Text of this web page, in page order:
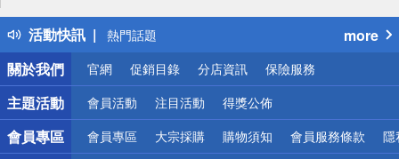
活動快訊
得獎公告
熱門話題
銀行優惠
偏遠地區配送
詐騙網頁！請小心！
more
關於我們
官網 促銷目錄 分店資訊 保險服務
主題活動 會員活動 注目活動 得獎公佈
會員專區 會員專區 大宗採購 購物須知 會員服務條款 隱